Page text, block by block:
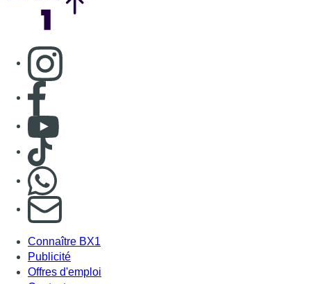
Consulter page Instagram
Consulter page Facebook
Consulter Youtube
Consulter TikTok
S'abonner à notre newsletter
Connaître BX1
Publicité
Offres d'emploi